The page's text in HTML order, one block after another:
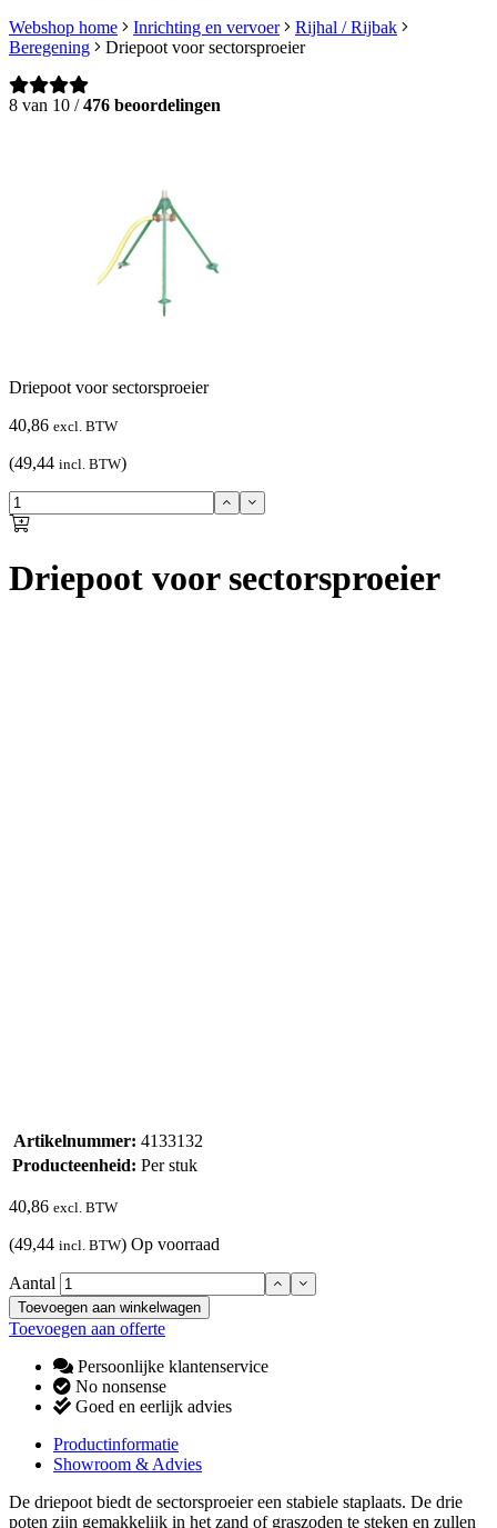
Webshop home
Inrichting en vervoer
Rijhal / Rijbak
Beregening
Driepoot voor sectorsproeier
8 van 10 /476 beoordelingen
Driepoot voor sectorsproeier
40,86 excl. BTW
(49,44 incl. BTW)
Driepoot voor sectorsproeier
Artikelnummer: 4133132
Producteenheid: Per stuk
40,86 excl. BTW
(49,44 incl. BTW) Op voorraad
Aantal
Toevoegen aan winkelwagen
Toevoegen aan offerte
Persoonlijke klantenservice
No nonsense
Goed en eerlijk advies
Productinformatie
Showroom & Advies
De driepoot biedt de sectorsproeier een stabiele staplaats. De drie
poten zijn gemakkelijk in het zand of graszoden te steken en zullen